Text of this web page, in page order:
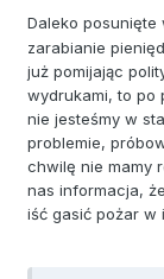
Daleko posunięte
zarabianie
już pomijając
wydrukami, to po
nie jesteśmy w
problemie,
chwilę nie mamy
nas informacja,
iść gasić pożar w